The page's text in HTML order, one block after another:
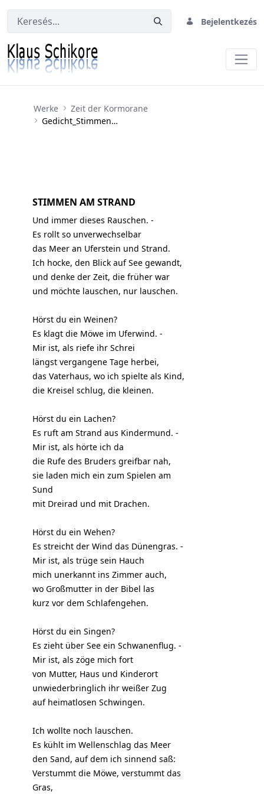
Bejelentkezés
Werke
Zeit der Kormorane
Gedicht_StimmenAmStrand
STIMMEN AM STRAND
Und immer dieses Rauschen. -
Es rollt so unverwechselbar
das Meer an Uferstein und Strand.
Ich hocke, den Blick auf See gewandt,
und denke der Zeit, die früher war
und möchte lauschen, nur lauschen.
Hörst du ein Weinen?
Es klagt die Möwe im Uferwind. -
Mir ist, als riefe ihr Schrei
längst vergangene Tage herbei,
das Vaterhaus, wo ich spielte als Kind,
die Kreisel schlug, die kleinen.
Hörst du ein Lachen?
Es ruft am Strand aus Kindermund. -
Mir ist, als hörte ich da
die Rufe des Bruders greifbar nah,
sie laden mich ein zum Spielen am
Sund
mit Dreirad und mit Drachen.
Hörst du ein Wehen?
Es streicht der Wind das Dünengras. -
Mir ist, als trüge sein Hauch
mich unerkannt ins Zimmer auch,
wo Großmutter in der Bibel las
kurz vor dem Schlafengehen.
Hörst du ein Singen?
Es zieht über See ein Schwanenflug. -
Mir ist, als zöge mich fort
von Mutter, Haus und Kinderort
unwiederbringlich ihr weißer Zug
auf heimatlosen Schwingen.
Ich wollte noch lauschen.
Es kühlt im Wellenschlag das Meer
den Sand, auf dem ich sinnend saß:
Verstummt die Möwe, verstummt das
Gras,